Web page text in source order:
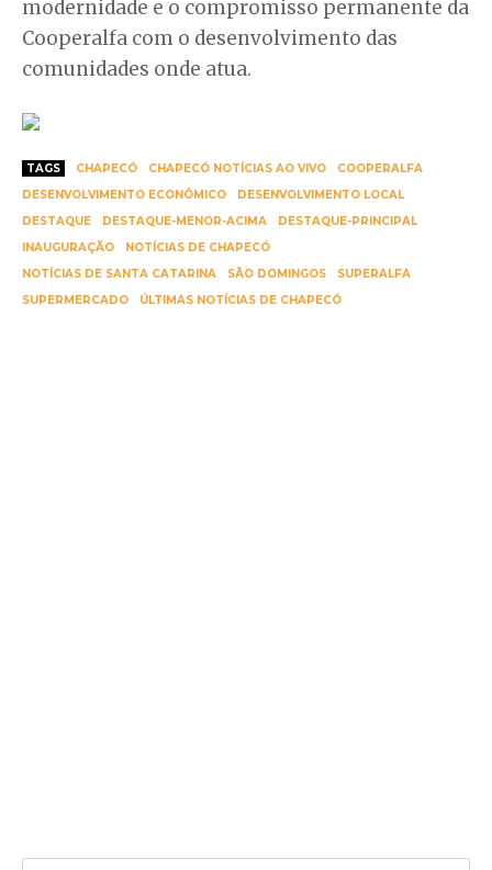
modernidade e o compromisso permanente da
Cooperalfa com o desenvolvimento das
comunidades onde atua.
TAGS CHAPECÓ CHAPECÓ NOTÍCIAS AO VIVO
COOPERALFA
DESENVOLVIMENTO ECONÔMICO
DESENVOLVIMENTO LOCAL
DESTAQUE
DESTAQUE-MENOR-ACIMA
DESTAQUE-PRINCIPAL
INAUGURAÇÃO
NOTÍCIAS DE CHAPECÓ
NOTÍCIAS DE SANTA CATARINA
SÃO DOMINGOS
SUPERALFA
SUPERMERCADO
ÚLTIMAS NOTÍCIAS DE CHAPECÓ